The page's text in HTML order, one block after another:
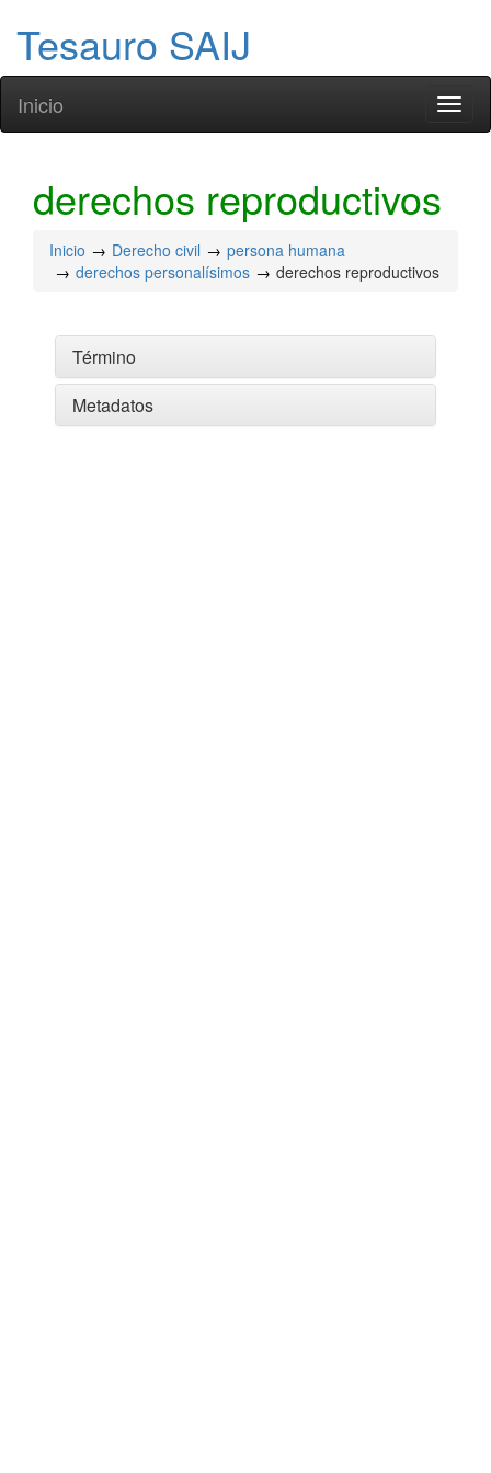
Tesauro SAIJ
Inicio
derechos reproductivos
Inicio Derecho civil
persona humana
derechos personalísimos
derechos reproductivos
Término
Metadatos